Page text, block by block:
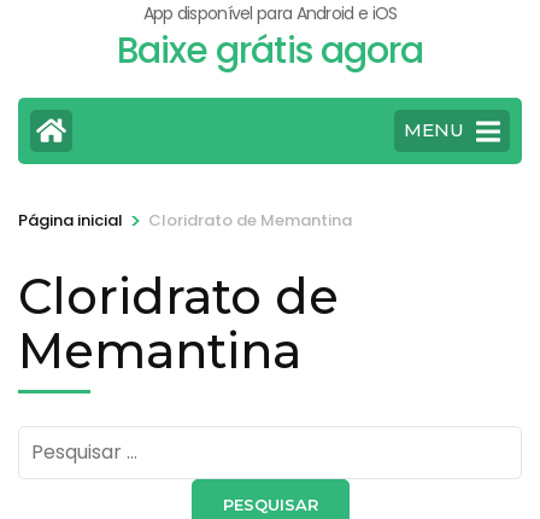
App disponível para Android e iOS
Baixe grátis agora
MENU
Página inicial > Cloridrato de Memantina
Cloridrato de
Memantina
Pesquisar
por: